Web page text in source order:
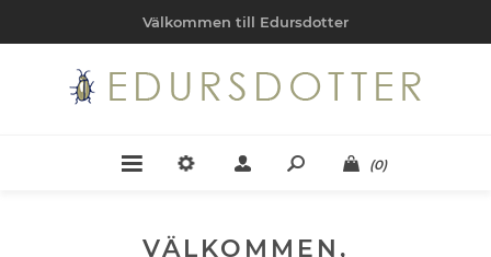
Välkommen till Edursdotter
(0)
VÄLKOMMEN,